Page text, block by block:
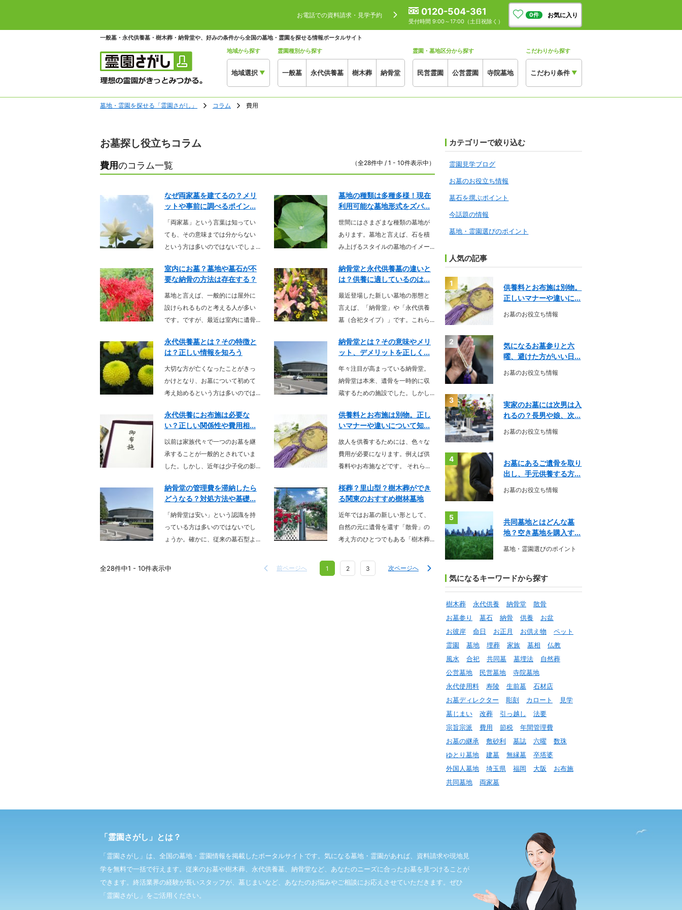
お電話での資料請求・見学予約 0120-504-361
受付時間 9:00～17:00（土日祝除く）
0件 お気に入り
一般墓・永代供養墓・樹木葬・納骨堂や、好みの条件から全国の墓地・霊園を探せる情報ポータルサイト
地域から探す
地域選択 ▼
霊園種別から探す
一般墓 永代供養墓 樹木葬 納骨堂
霊園・墓地区分から探す
民営霊園 公営霊園 寺院墓地
こだわりから探す
こだわり条件 ▼
墓地・霊園を探せる「霊園さがし」 コラム 費用
お墓探し役立ちコラム
費用のコラム一覧 （全28件中 / 1 - 10件表示中）
なぜ両家墓を建てるの？メリ
ットや事前に調べるポイン...
「両家墓」という言葉は知ってい
ても、その意味までは分からない
という方は多いのではないでしょ...
墓地の種類は多種多様！現在
利用可能な墓地形式をズバ...
世間にはさまざまな種類の墓地が
あります。墓地と言えば、石を積
み上げるスタイルの墓地のイメー...
室内にお墓？墓地や墓石が不
要な納骨の方法は存在する？
墓地と言えば、一般的には屋外に
設けられるものと考える人が多い
です。ですが、最近は室内に遺骨...
納骨堂と永代供養墓の違いと
は？供養に適しているのは...
最近登場した新しい墓地の形態と
言えば、「納骨堂」や「永代供養
墓（合祀タイプ）」です。これら...
永代供養墓とは？その特徴と
は？正しい情報を知ろう
大切な方が亡くなったことがきっ
かけとなり、お墓について初めて
考え始めるという方は多いのでは...
納骨堂とは？その意味やメリ
ット、デメリットを正しく...
年々注目が高まっている納骨堂。
納骨堂は本来、遺骨を一時的に収
蔵するための施設でした。しかし...
永代供養にお布施は必要な
い？正しい関係性や費用相...
以前は家族代々で一つのお墓を継
承することが一般的とされていま
した。しかし、近年は少子化の影...
供養料とお布施は別物。正し
いマナーや違いについて知...
故人を供養するためには、色々な
費用が必要になります。例えば供
養料やお布施などです。 それら...
納骨堂の管理費を滞納したら
どうなる？対処方法や基礎...
「納骨堂は安い」という認識を持
っている方は多いのではないでし
ょうか。確かに、従来の墓石型よ...
桜葬？里山型？樹木葬ができ
る関東のおすすめ樹林墓地
近年ではお墓の新しい形として、
自然の元に遺骨を還す「散骨」の
考え方のひとつでもある「樹木葬...
全28件中1 - 10件表示中 前ページへ 1 2 3 次ページへ
カテゴリーで絞り込む
霊園見学ブログ
お墓のお役立ち情報
墓石を撰ぶポイント
今話題の情報
墓地・霊園選びのポイント
人気の記事
1
供養料とお布施は別物。
正しいマナーや違いに...
お墓のお役立ち情報
2
気になるお墓参りと六
曜、避けた方がいい日...
お墓のお役立ち情報
3
実家のお墓には次男は入
れるの？長男や娘、次...
お墓のお役立ち情報
4
お墓にあるご遺骨を取り
出し、手元供養する方...
お墓のお役立ち情報
5
共同墓地とはどんな墓
地？空き墓地を購入す...
墓地・霊園選びのポイント
気になるキーワードから探す
樹木葬 永代供養 納骨堂
散骨
お墓参り
墓石 納骨 供養
お盆
お彼岸
命日 お正月 お供え物
ペット
霊園
墓地 埋葬 家族 墓相
仏教
風水
合祀 共同墓 墓埋法
自然葬
公営墓地
民営墓地
寺院墓地
永代使用料
寿陵 生前墓
石材店
お墓ディレクター
彫刻 カロート
見学
墓じまい
改葬 引っ越し
法要
宗旨宗派
費用 節税
年間管理費
お墓の継承
敷砂利 墓誌 六曜
数珠
ゆとり墓地
建墓 無縁墓
卒塔婆
外国人墓地
埼玉県 福岡 大阪
お布施
共同墓地
両家墓
「霊園さがし」とは？
「霊園さがし」は、全国の墓地・霊園情報を掲載したポータルサイトです。気になる墓地・霊園があれば、資料請求や現地見
学を無料で一括で行えます。従来のお墓や樹木葬、永代供養墓、納骨堂など、あなたのニーズに合ったお墓を見つけることが
できます。終活業界の経験が長いスタッフが、墓じまいなど、あなたのお悩みやご相談にお応えさせていただきます。ぜひ
「霊園さがし」をご活用ください。